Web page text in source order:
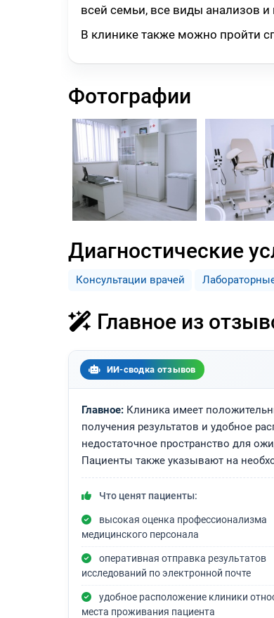
всей семьи, все виды анализов
В клинике также можно пройти
Фотографии
Диагностические
Консультации врачей
Главное из
ИИ-сводка отзывов
Главное: Клиника имеет
получения результатов и удобное
недостаточное пространство для
Пациенты также указывают на
Что ценят пациенты:
высокая оценка профессионализма
медицинского персонала
оперативная отправка результатов
исследований по электронной почте
удобное расположение клиники
места проживания пациента